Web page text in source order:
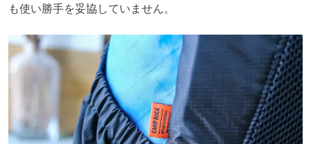
も使い勝手を妥協していません。